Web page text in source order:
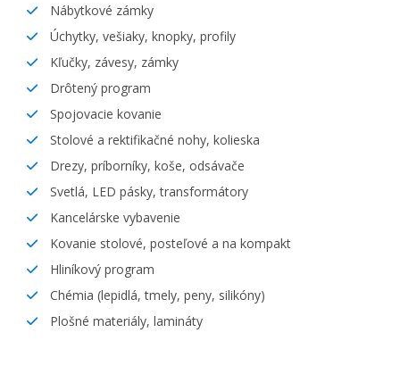
Nábytkové zámky
Úchytky, vešiaky, knopky, profily
Kľučky, závesy, zámky
Drôtený program
Spojovacie kovanie
Stolové a rektifikačné nohy, kolieska
Drezy, príborníky, koše, odsávače
Svetlá, LED pásky, transformátory
Kancelárske vybavenie
Kovanie stolové, posteľové a na kompakt
Hliníkový program
Chémia (lepidlá, tmely, peny, silikóny)
Plošné materiály, lamináty